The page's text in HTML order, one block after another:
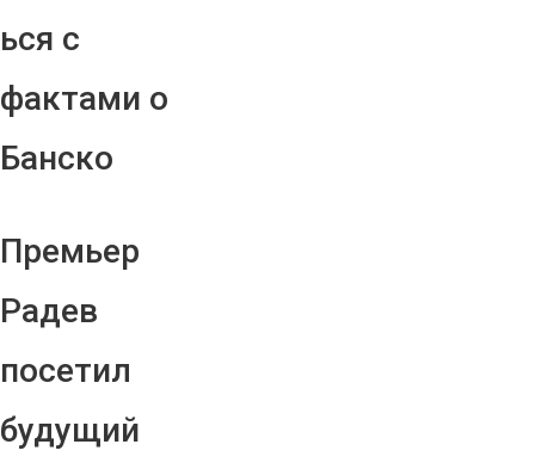
ься с
фактами о
Банско
Премьер
Радев
посетил
будущий